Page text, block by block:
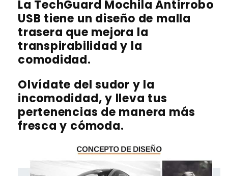
La TechGuard Mochila Antirrobo
USB tiene un diseño de malla
trasera que mejora la
transpirabilidad y la
comodidad.
Olvídate del sudor y la
incomodidad, y lleva tus
pertenencias de manera más
fresca y cómoda.